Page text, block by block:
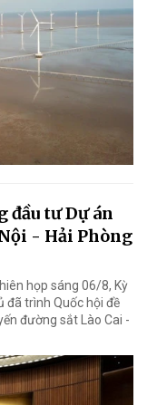
đầu tư Dự án
- Hải Phòng
họp sáng 06/8, Kỳ
đã trình Quốc hội đề
đường sắt Lào Cai -